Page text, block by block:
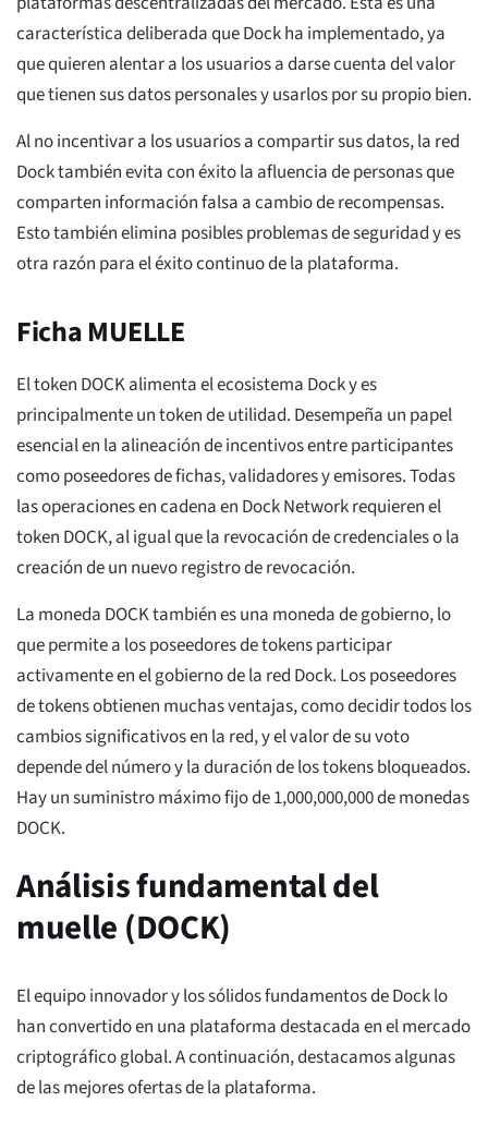
característica deliberada que Dock ha implementado, ya
que quieren alentar a los usuarios a darse cuenta del valor
que tienen sus datos personales y usarlos por su propio bien.
Al no incentivar a los usuarios a compartir sus datos, la red
Dock también evita con éxito la afluencia de personas que
comparten información falsa a cambio de recompensas.
Esto también elimina posibles problemas de seguridad y es
otra razón para el éxito continuo de la plataforma.
Ficha MUELLE
El token DOCK alimenta el ecosistema Dock y es
principalmente un token de utilidad. Desempeña un papel
esencial en la alineación de incentivos entre participantes
como poseedores de fichas, validadores y emisores. Todas
las operaciones en cadena en Dock Network requieren el
token DOCK, al igual que la revocación de credenciales o la
creación de un nuevo registro de revocación.
La moneda DOCK también es una moneda de gobierno, lo
que permite a los poseedores de tokens participar
activamente en el gobierno de la red Dock. Los poseedores
de tokens obtienen muchas ventajas, como decidir todos los
cambios significativos en la red, y el valor de su voto
depende del número y la duración de los tokens bloqueados.
Hay un suministro máximo fijo de 1,000,000,000 de monedas
DOCK.
Análisis fundamental del
muelle (DOCK)
El equipo innovador y los sólidos fundamentos de Dock lo
han convertido en una plataforma destacada en el mercado
criptográfico global. A continuación, destacamos algunas
de las mejores ofertas de la plataforma.